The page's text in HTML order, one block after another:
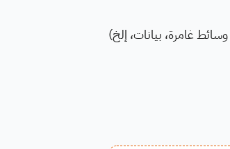
غامرة، بيانات، إلخ)